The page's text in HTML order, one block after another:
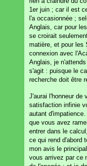
1er juin ; car il est
l'a occasionnée ;
Anglais, car pour
se croirait
matière, et pour les
connexion avec
Anglais, je
s'agit : puisque le
recherche doit être
J'aurai l'honneur de
satisfaction infinie
autant
que vous avez
entrer dans le
ce qui rend d'abord
mon avis le
vous arrivez par ce